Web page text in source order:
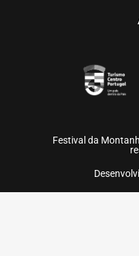
Festival da